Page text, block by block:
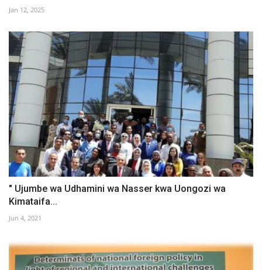
Jan 12, 2025
" Ujumbe wa Udhamini wa Nasser kwa Uongozi wa
Kimataifa...
Jun 4, 2021